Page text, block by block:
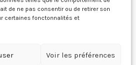
de ne pas consentir ou de retirer son
certaines fonctonnalités et
Voir les préférences